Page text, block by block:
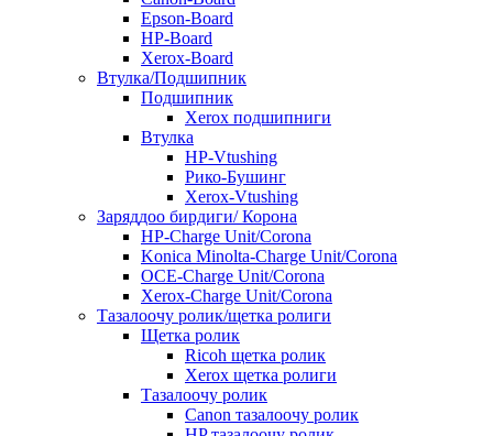
Epson-Board
HP-Board
Xerox-Board
Втулка/Подшипник
Подшипник
Xerox подшипниги
Втулка
HP-Vtushing
Рико-Бушинг
Xerox-Vtushing
Заряддоо бирдиги/ Корона
HP-Charge Unit/Corona
Konica Minolta-Charge Unit/Corona
OCE-Charge Unit/Corona
Xerox-Charge Unit/Corona
Тазалоочу ролик/щетка ролиги
Щетка ролик
Ricoh щетка ролик
Xerox щетка ролиги
Тазалоочу ролик
Canon тазалоочу ролик